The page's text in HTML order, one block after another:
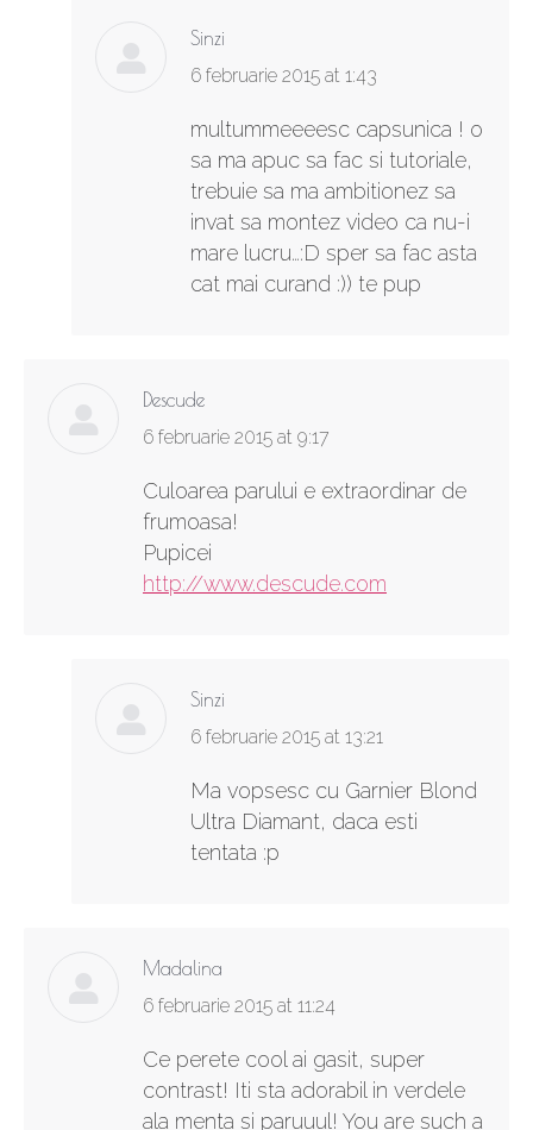
Sinzi
says:
6 februarie 2015 at 1:43
multummeeeesc capsunica ! o
sa ma apuc sa fac si tutoriale,
trebuie sa ma ambitionez sa
invat sa montez video ca nu-i
mare lucru…:D sper sa fac asta
cat mai curand :)) te pup
Descude
says:
6 februarie 2015 at 9:17
Culoarea parului e extraordinar de
frumoasa!
Pupicei
http://www.descude.com
Sinzi
says:
6 februarie 2015 at 13:21
Ma vopsesc cu Garnier Blond
Ultra Diamant, daca esti
tentata :p
Madalina
says:
6 februarie 2015 at 11:24
Ce perete cool ai gasit, super
contrast! Iti sta adorabil in verdele
ala menta si paruuul! You are such a